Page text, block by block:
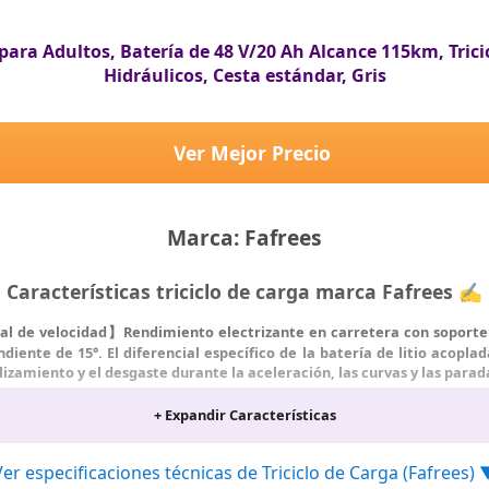
de 180 kg. El tubo de remolque reforzado le permite transportar
delanteras y traseras integradas mejoran la visibilidad y la
al 85%. Necesita instalar el manillar, desplegar el
Finalmente, anote el código de serie de la bicicleta eléctrica. Es el
Adultos, Batería de 48 V/20 Ah Alcance 115km,
Hidráulicos, Cesta estándar, Gris
Marca: Fafrees
Ver Mejor Precio
Características triciclo de carga marca Fafrees ✍
de velocidad】Rendimiento electrizante en carretera con soporte
de 15°. El diferencial específico de la batería de litio
y el desgaste durante la aceleración, las curvas y las
80 km en modo eléctrico puro en un carga única. El diseño
de alta definición ofrece una variedad de funciones con fácil
+ Expandir Características
especificaciones técnicas de Triciclo de Carga (Fafrees)